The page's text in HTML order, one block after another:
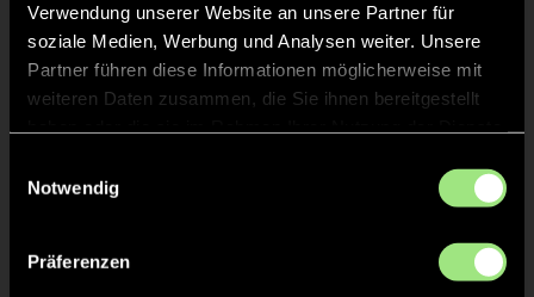
Verwendung unserer Website an unsere Partner für
soziale Medien, Werbung und Analysen weiter. Unsere
Partner führen diese Informationen möglicherweise mit
weiteren Daten zusammen, die Sie ihnen bereitgestellt
Notwendig
Präferenzen
Staff
Katja SCHMID
TW = Torwart & ETW = Ersatztorwart, K = Kapitän